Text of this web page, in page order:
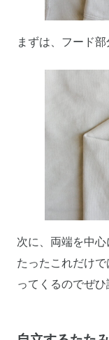
まずは、フード
次に、両端を中心
たったこれだけ
ってくるのでぜひ